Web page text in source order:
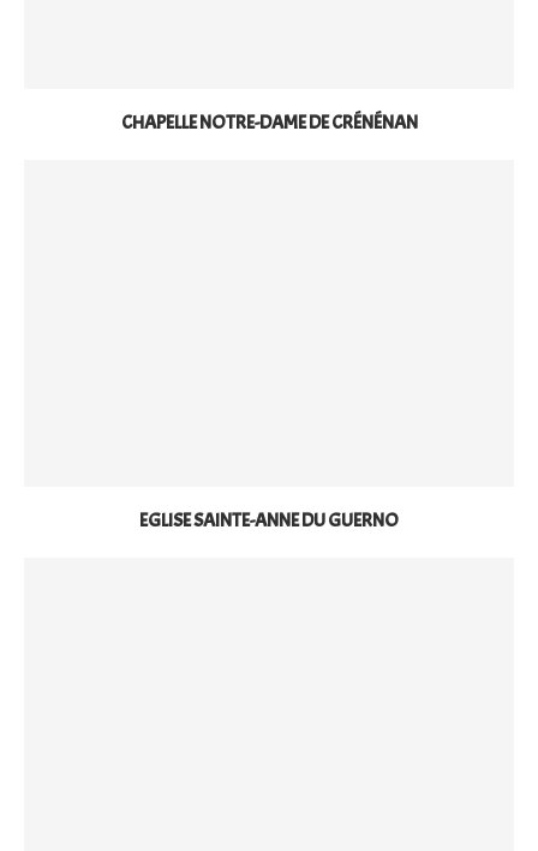
CHAPELLE NOTRE-DAME DE CRÉNÉNAN
EGLISE SAINTE-ANNE DU GUERNO